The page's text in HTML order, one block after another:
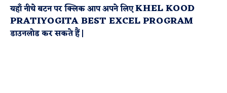
यहाँ नीचे बटन पर क्लिक आप अपने लिएKHEL KOOD
PRATIYOGITA BEST EXCEL PROGRAM
डाउनलोड कर सकते हैं |